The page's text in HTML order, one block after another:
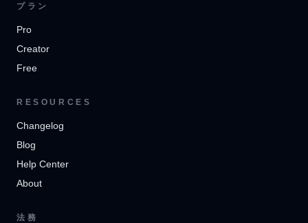
プラン
Pro
Creator
Free
RESOURCES
Changelog
Blog
Help Center
About
法務